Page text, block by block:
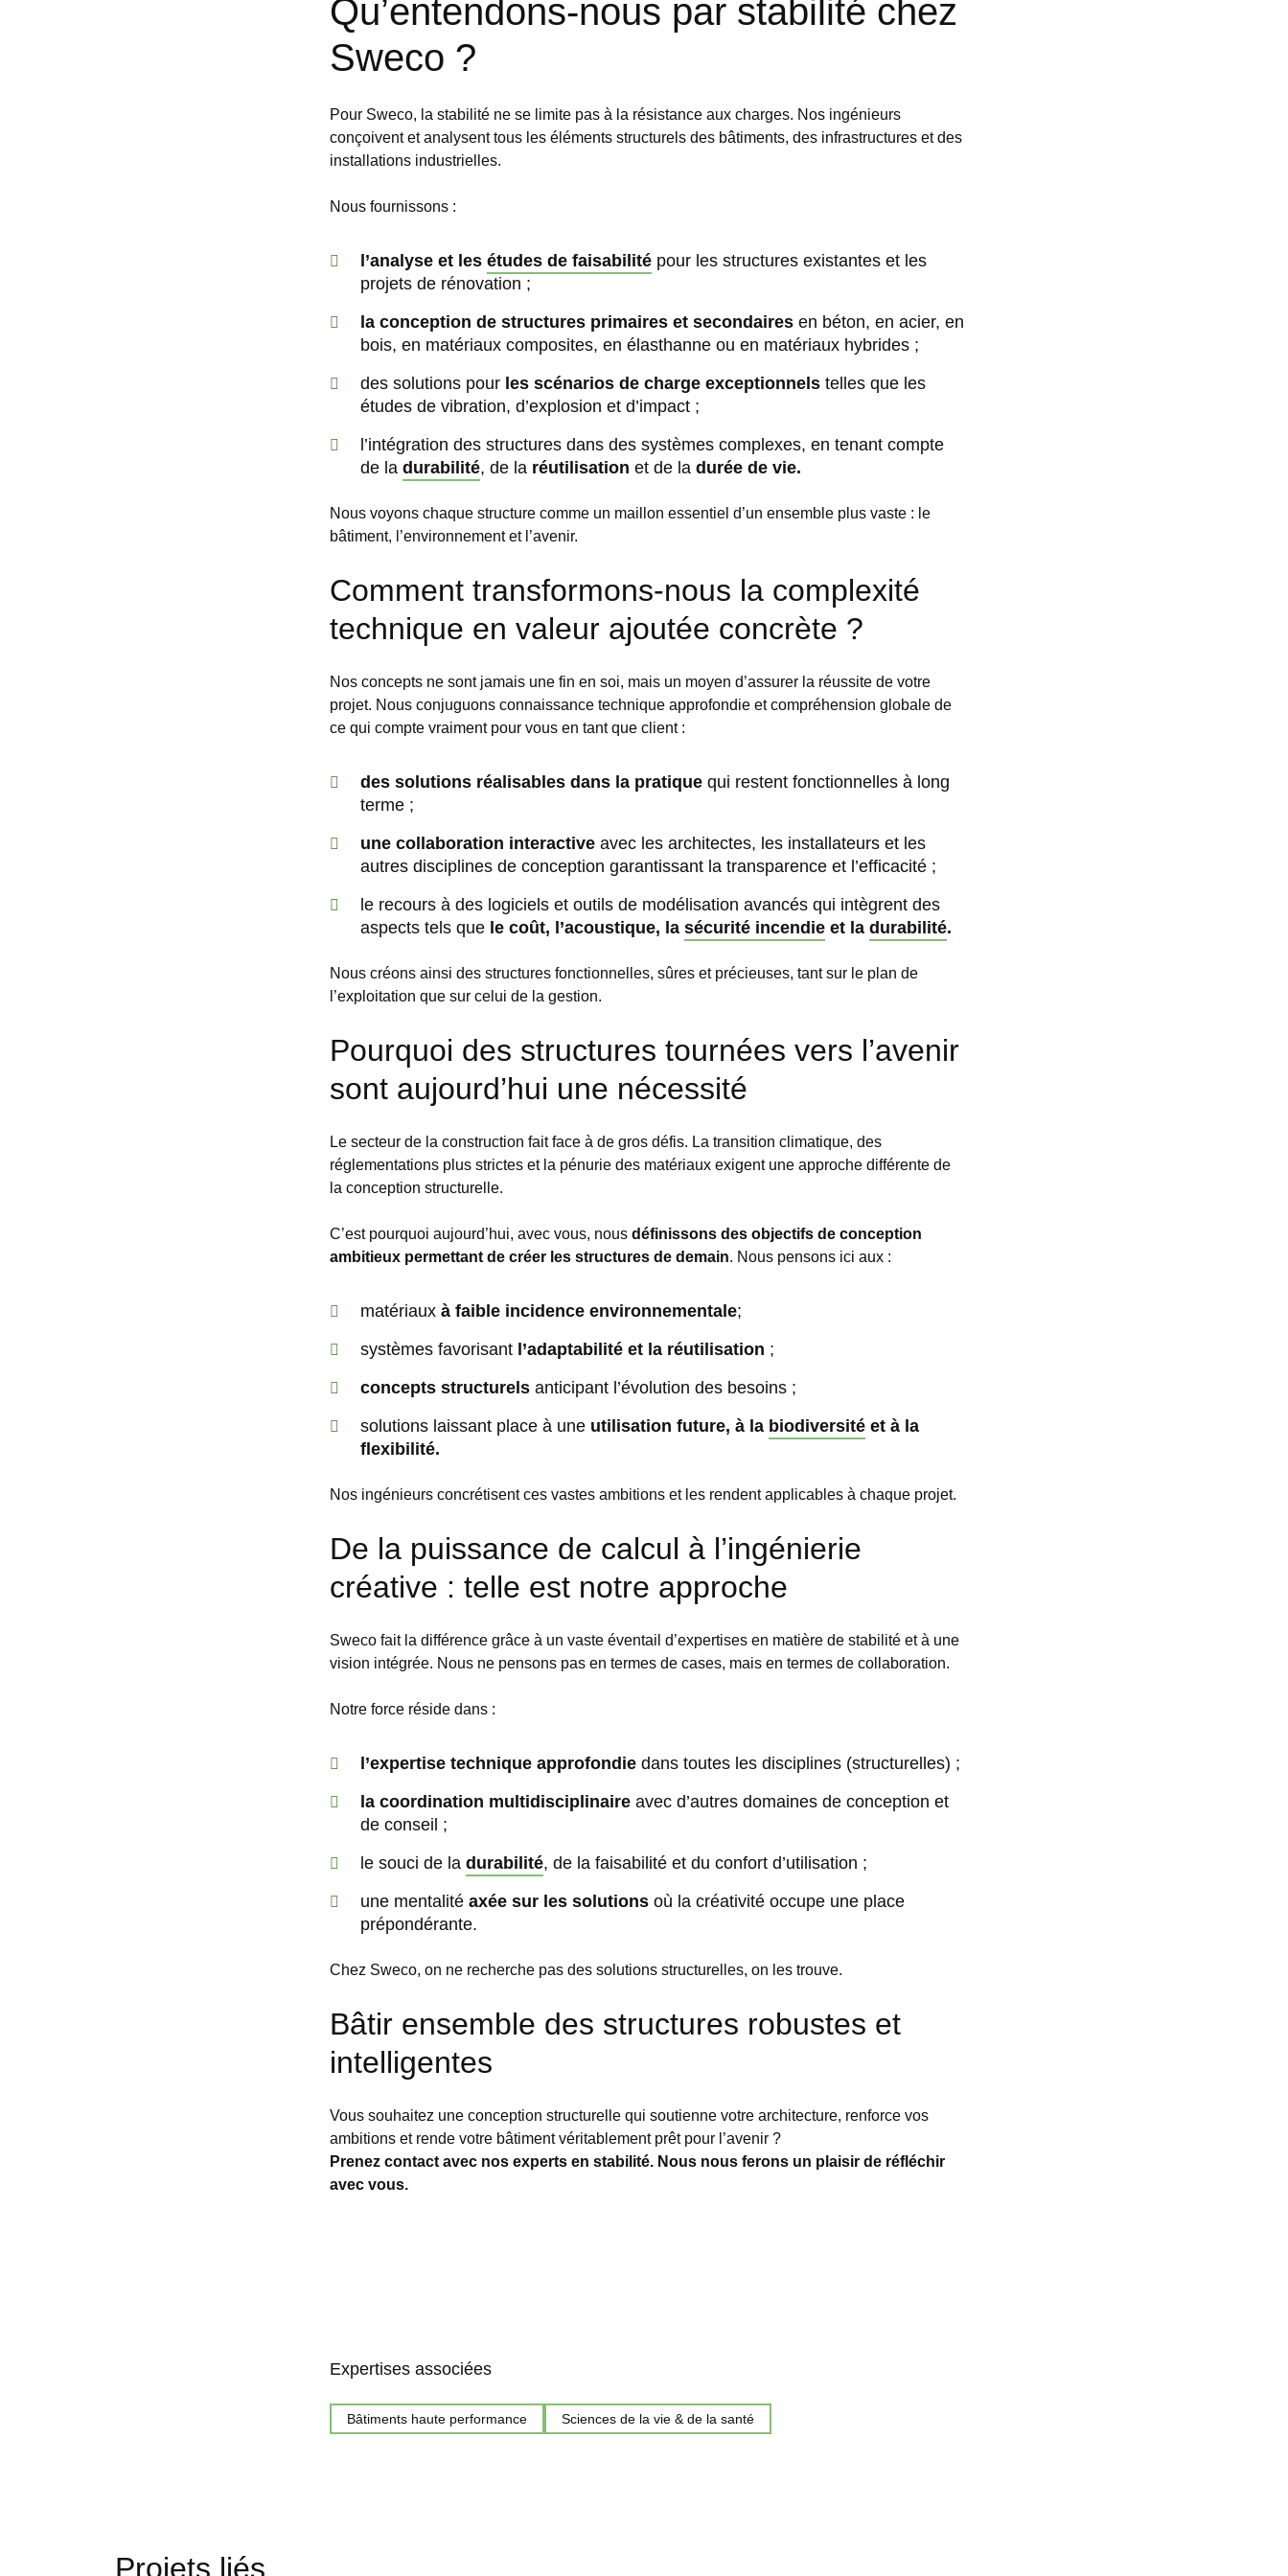
Qu’entendons-nous par stabilité chez
Sweco ?
Pour Sweco, la stabilité ne se limite pas à la résistance aux charges. Nos ingénieurs
conçoivent et analysent tous les éléments structurels des bâtiments, des infrastructures et des
installations industrielles.
Nous fournissons :
l’analyse et les études de faisabilité pour les structures existantes et les
projets de rénovation ;
la conception de structures primaires et secondaires en béton, en acier, en
bois, en matériaux composites, en élasthanne ou en matériaux hybrides ;
des solutions pour les scénarios de charge exceptionnels telles que les
études de vibration, d’explosion et d’impact ;
l’intégration des structures dans des systèmes complexes, en tenant compte
de la durabilité, de la réutilisation et de la durée de vie.
Nous voyons chaque structure comme un maillon essentiel d’un ensemble plus vaste : le
bâtiment, l’environnement et l’avenir.
Comment transformons-nous la complexité
technique en valeur ajoutée concrète ?
Nos concepts ne sont jamais une fin en soi, mais un moyen d’assurer la réussite de votre
projet. Nous conjuguons connaissance technique approfondie et compréhension globale de
ce qui compte vraiment pour vous en tant que client :
des solutions réalisables dans la pratique qui restent fonctionnelles à long
terme ;
une collaboration interactive avec les architectes, les installateurs et les
autres disciplines de conception garantissant la transparence et l’efficacité ;
le recours à des logiciels et outils de modélisation avancés qui intègrent des
aspects tels que le coût, l’acoustique, la sécurité incendie et la durabilité.
Nous créons ainsi des structures fonctionnelles, sûres et précieuses, tant sur le plan de
l’exploitation que sur celui de la gestion.
Pourquoi des structures tournées vers l’avenir
sont aujourd’hui une nécessité
Le secteur de la construction fait face à de gros défis. La transition climatique, des
réglementations plus strictes et la pénurie des matériaux exigent une approche différente de
la conception structurelle.
C’est pourquoi aujourd’hui, avec vous, nous définissons des objectifs de conception
ambitieux permettant de créer les structures de demain. Nous pensons ici aux :
matériaux à faible incidence environnementale;
systèmes favorisant l’adaptabilité et la réutilisation ;
concepts structurels anticipant l’évolution des besoins ;
solutions laissant place à une utilisation future, à la biodiversité et à la
flexibilité.
Nos ingénieurs concrétisent ces vastes ambitions et les rendent applicables à chaque projet.
De la puissance de calcul à l’ingénierie
créative : telle est notre approche
Sweco fait la différence grâce à un vaste éventail d’expertises en matière de stabilité et à une
vision intégrée. Nous ne pensons pas en termes de cases, mais en termes de collaboration.
Notre force réside dans :
l’expertise technique approfondie dans toutes les disciplines (structurelles) ;
la coordination multidisciplinaire avec d’autres domaines de conception et
de conseil ;
le souci de la durabilité, de la faisabilité et du confort d’utilisation ;
une mentalité axée sur les solutions où la créativité occupe une place
prépondérante.
Chez Sweco, on ne recherche pas des solutions structurelles, on les trouve.
Bâtir ensemble des structures robustes et
intelligentes
Vous souhaitez une conception structurelle qui soutienne votre architecture, renforce vos
ambitions et rende votre bâtiment véritablement prêt pour l’avenir ?
Prenez contact avec nos experts en stabilité. Nous nous ferons un plaisir de réfléchir
avec vous.
Expertises associées
Bâtiments haute performance Sciences de la vie & de la santé
Projets liés